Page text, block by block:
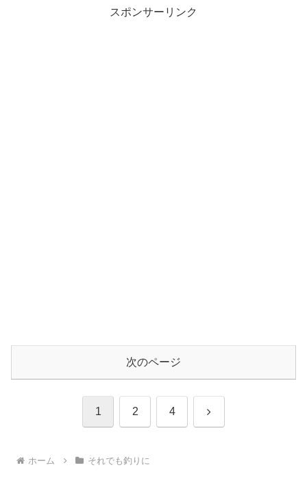
スポンサーリンク
次のページ
1 2 4 次
ホーム それでも釣りに